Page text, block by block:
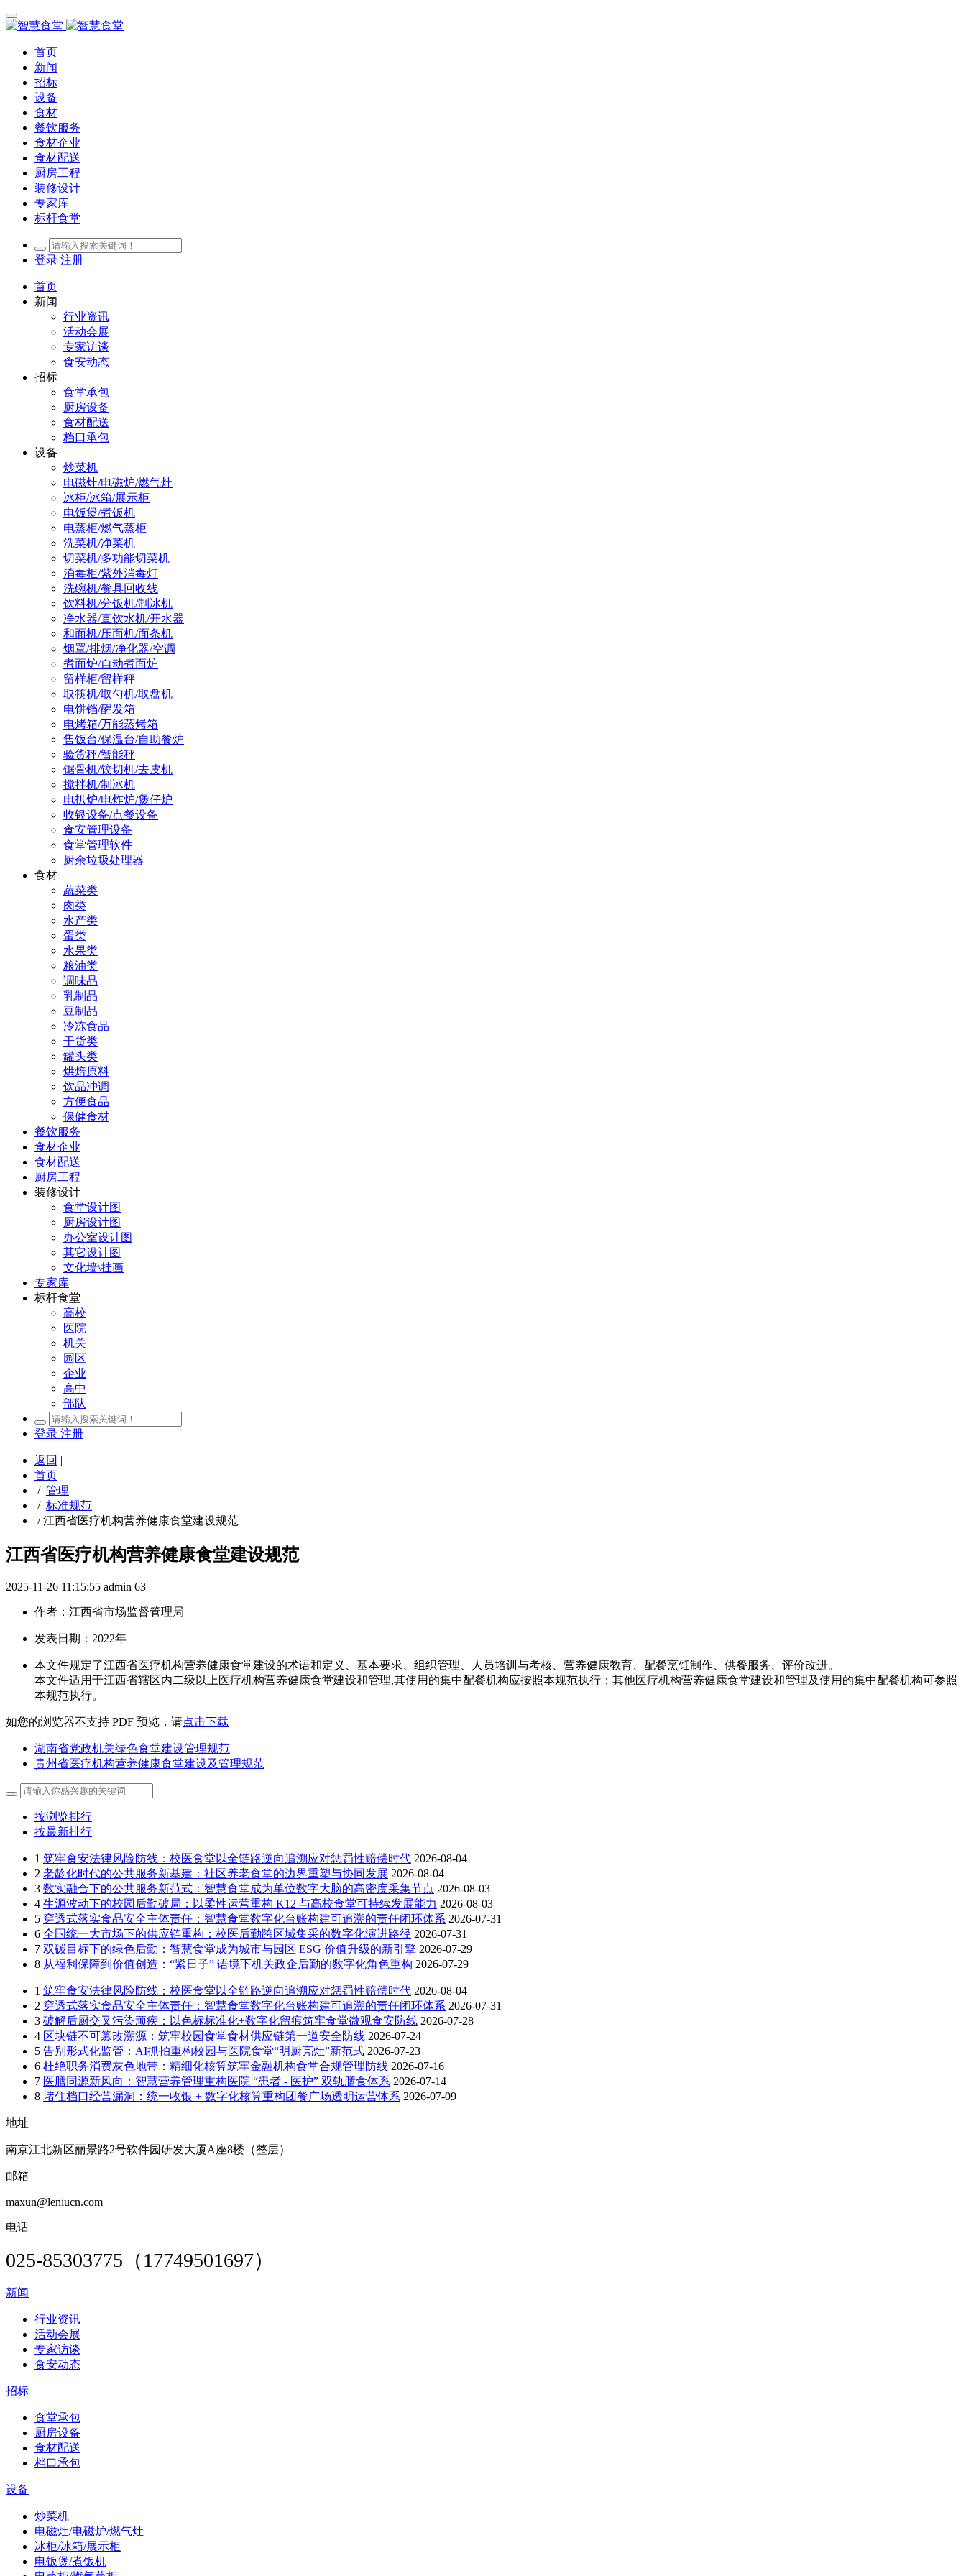
首页
新闻
招标
设备
食材
餐饮服务
食材企业
食材配送
厨房工程
装修设计
专家库
标杆食堂
登录 注册
首页
新闻
行业资讯
活动会展
专家访谈
食安动态
招标
食堂承包
厨房设备
食材配送
档口承包
设备
炒菜机
电磁灶/电磁炉/燃气灶
冰柜/冰箱/展示柜
电饭煲/煮饭机
电蒸柜/燃气蒸柜
洗菜机/净菜机
切菜机/多功能切菜机
消毒柜/紫外消毒灯
洗碗机/餐具回收线
饮料机/分饭机/制冰机
净水器/直饮水机/开水器
和面机/压面机/面条机
烟罩/排烟/净化器/空调
煮面炉/自动煮面炉
留样柜/留样秤
取筷机/取勺机/取盘机
电饼铛/醒发箱
电烤箱/万能蒸烤箱
售饭台/保温台/自助餐炉
验货秤/智能秤
锯骨机/铰切机/去皮机
搅拌机/制冰机
电扒炉/电炸炉/煲仔炉
收银设备/点餐设备
食安管理设备
食堂管理软件
厨余垃圾处理器
食材
蔬菜类
肉类
水产类
蛋类
水果类
粮油类
调味品
乳制品
豆制品
冷冻食品
干货类
罐头类
烘焙原料
饮品冲调
方便食品
保健食材
餐饮服务
食材企业
食材配送
厨房工程
装修设计
食堂设计图
厨房设计图
办公室设计图
其它设计图
文化墙\挂画
专家库
标杆食堂
高校
医院
机关
园区
企业
高中
部队
登录 注册
返回 |
首页
/ 管理
/ 标准规范
/江西省医疗机构营养健康食堂建设规范
江西省医疗机构营养健康食堂建设规范
2025-11-26 11:15:55 admin 63
作者：江西省市场监督管理局
发表日期：2022年
本文件规定了江西省医疗机构营养健康食堂建设的术语和定义、基本要求、组织管理、人员培训与考核、营养健康教育、配餐烹饪制作、供餐服务、评价改进。
本文件适用于江西省辖区内二级以上医疗机构营养健康食堂建设和管理,其使用的集中配餐机构应按照本规范执行；其他医疗机构营养健康食堂建设和管理及使用的集中配餐机构可参照
本规范执行。
如您的浏览器不支持 PDF 预览，请点击下载
湖南省党政机关绿色食堂建设管理规范
贵州省医疗机构营养健康食堂建设及管理规范
按浏览排行
按最新排行
1 筑牢食安法律风险防线：校医食堂以全链路逆向追溯应对惩罚性赔偿时代 2026-08-04
2 老龄化时代的公共服务新基建：社区养老食堂的边界重塑与协同发展 2026-08-04
3 数实融合下的公共服务新范式：智慧食堂成为单位数字大脑的高密度采集节点 2026-08-03
4 生源波动下的校园后勤破局：以柔性运营重构 K12 与高校食堂可持续发展能力 2026-08-03
5 穿透式落实食品安全主体责任：智慧食堂数字化台账构建可追溯的责任闭环体系 2026-07-31
6 全国统一大市场下的供应链重构：校医后勤跨区域集采的数字化演进路径 2026-07-31
7 双碳目标下的绿色后勤：智慧食堂成为城市与园区 ESG 价值升级的新引擎 2026-07-29
8 从福利保障到价值创造：“紧日子” 语境下机关政企后勤的数字化角色重构 2026-07-29
1 筑牢食安法律风险防线：校医食堂以全链路逆向追溯应对惩罚性赔偿时代 2026-08-04
2 穿透式落实食品安全主体责任：智慧食堂数字化台账构建可追溯的责任闭环体系 2026-07-31
3 破解后厨交叉污染顽疾：以色标标准化+数字化留痕筑牢食堂微观食安防线 2026-07-28
4 区块链不可篡改溯源：筑牢校园食堂食材供应链第一道安全防线 2026-07-24
5 告别形式化监管：AI抓拍重构校园与医院食堂“明厨亮灶”新范式 2026-07-23
6 杜绝职务消费灰色地带：精细化核算筑牢金融机构食堂合规管理防线 2026-07-16
7 医膳同源新风向：智慧营养管理重构医院 “患者 - 医护” 双轨膳食体系 2026-07-14
8 堵住档口经营漏洞：统一收银 + 数字化核算重构团餐广场透明运营体系 2026-07-09
地址
南京江北新区丽景路2号软件园研发大厦A座8楼（整层）
邮箱
maxun@leniucn.com
电话
025-85303775（17749501697）
新闻
行业资讯
活动会展
专家访谈
食安动态
招标
食堂承包
厨房设备
食材配送
档口承包
设备
炒菜机
电磁灶/电磁炉/燃气灶
冰柜/冰箱/展示柜
电饭煲/煮饭机